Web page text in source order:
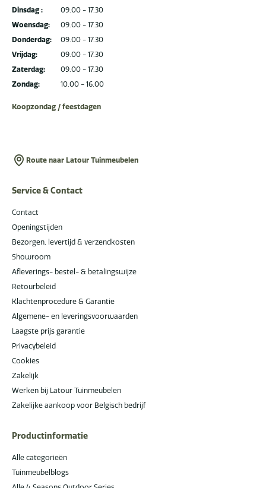
Dinsdag :
Woensdag:
Donderdag:
Vrijdag:
Zaterdag:
Zondag:
09.00 - 17.30
09.00 - 17.30
09.00 - 17.30
09.00 - 17.30
09.00 - 17.30
10.00 - 16.00
Koopzondag / feestdagen
Route naar Latour Tuinmeubelen
Service & Contact
Contact
Openingstijden
Bezorgen, levertijd & verzendkosten
Showroom
Afleverings- bestel- & betalingswijze
Retourbeleid
Klachtenprocedure & Garantie
Algemene- en leveringsvoorwaarden
Laagste prijs garantie
Privacybeleid
Cookies
Zakelijk
Werken bij Latour Tuinmeubelen
Zakelijke aankoop voor Belgisch bedrijf
Productinformatie
Alle categorieën
Tuinmeubelblogs